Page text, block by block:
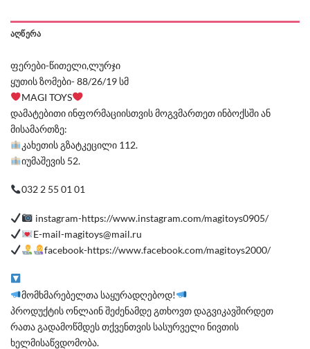
ᲐᲦᲬᲔᲠᲐ
ფერები-წითელი,ლურჯი
ყუთის ზომები- 88/26/19 სმ
MAGI TOYS
დამატებითი ინფორმაციისთვის მოგვმართეთ ინბოქსში ან
მისამართზე:
კახეთის გზატკეცილი 112.
იუმაშევის 52.
032 2 55 01 01
instagram-https://www.instagram.com/magitoys0905/
E-mail-magitoys@mail.ru
facebook-https://www.facebook.com/magitoys2000/
მომხმარებელთა საყურადღებოდ!
პროდუქტის ონლაინ შეძენამდე გთხოვთ დაგვიკავშირდეთ
რათა გადამოწმდეს თქვენთვის სასურველი ნივთის
ხელმისაწვდომობა.